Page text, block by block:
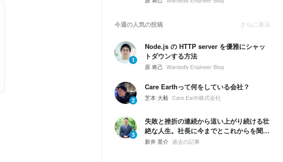
今週の人気の投稿 さらに表示
1
Node.js の HTTP server を優雅にシャッ
トダウンする方法
原 将己 Wantedly Engineer Blog
2
Care Earthって何をしている会社？
芝本 大毅 Care Earth株式会社
3
失敗と挫折の連続から這い上がり続ける壮
絶な人生。社長に今までとこれからを聞い
てみた。
新井 景介 過去の記事